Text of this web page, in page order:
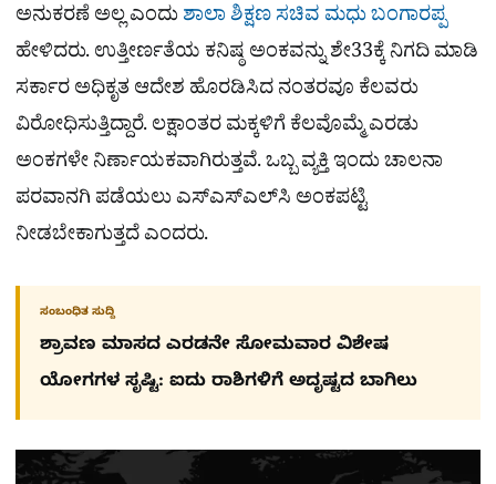
ಅನುಕರಣೆ ಅಲ್ಲ ಎಂದು ಶಾಲಾ ಶಿಕ್ಷಣ ಸಚಿವ ಮಧು ಬಂಗಾರಪ್ಪ
ಹೇಳಿದರು. ಉತ್ತೀರ್ಣತೆಯ ಕನಿಷ್ಠ ಅಂಕವನ್ನು ಶೇ33ಕ್ಕೆ ನಿಗದಿ ಮಾಡಿ
ಸರ್ಕಾರ ಅಧಿಕೃತ ಆದೇಶ ಹೊರಡಿಸಿದ ನಂತರವೂ ಕೆಲವರು
ವಿರೋಧಿಸುತ್ತಿದ್ದಾರೆ. ಲಕ್ಷಾಂತರ ಮಕ್ಕಳಿಗೆ ಕೆಲವೊಮ್ಮೆ ಎರಡು
ಅಂಕಗಳೇ ನಿರ್ಣಾಯಕವಾಗಿರುತ್ತವೆ. ಒಬ್ಬ ವ್ಯಕ್ತಿ ಇಂದು ಚಾಲನಾ
ಪರವಾನಗಿ ಪಡೆಯಲು ಎಸ್‌ಎಸ್‌ಎಲ್‌ಸಿ ಅಂಕಪಟ್ಟಿ
ನೀಡಬೇಕಾಗುತ್ತದೆ ಎಂದರು.
ಸಂಬಂಧಿತ ಸುದ್ದಿ
ಶ್ರಾವಣ ಮಾಸದ ಎರಡನೇ ಸೋಮವಾರ ವಿಶೇಷ
ಯೋಗಗಳ ಸೃಷ್ಟಿ: ಐದು ರಾಶಿಗಳಿಗೆ ಅದೃಷ್ಟದ ಬಾಗಿಲು